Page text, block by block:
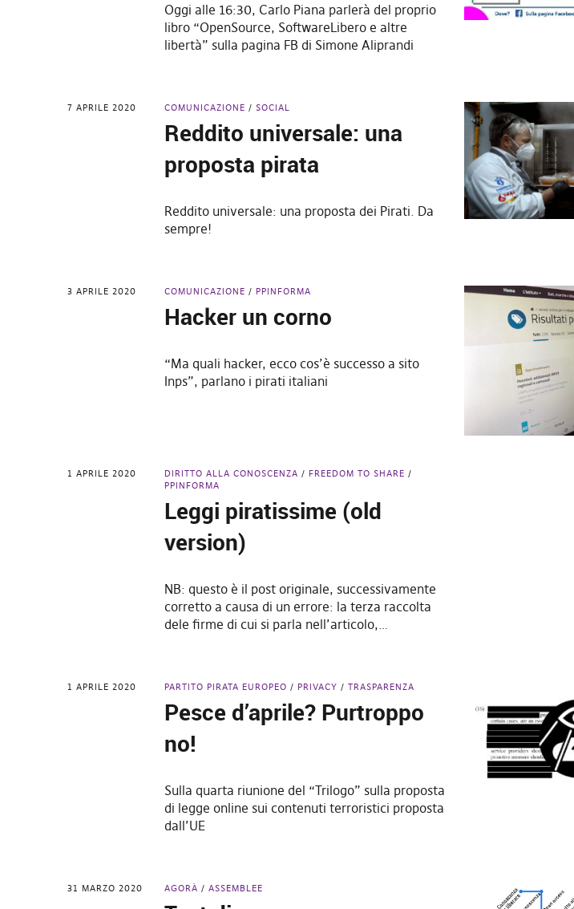
Oggi alle 16:30, Carlo Piana parlerà del proprio
libro “OpenSource, SoftwareLibero e altre
libertà” sulla pagina FB di Simone Aliprandi
7 APRILE 2020 COMUNICAZIONE SOCIAL
Reddito universale: una
proposta pirata
Reddito universale: una proposta dei Pirati. Da
sempre!
3 APRILE 2020 COMUNICAZIONE PPINFORMA
Hacker un corno
“Ma quali hacker, ecco cos’è successo a sito
Inps”, parlano i pirati italiani
1 APRILE 2020 DIRITTO ALLA CONOSCENZA
FREEDOM TO SHARE
PPINFORMA
Leggi piratissime (old
version)
NB: questo è il post originale, successivamente
corretto a causa di un errore: la terza raccolta
dele firme di cui si parla nell’articolo,…
1 APRILE 2020 PARTITO PIRATA EUROPEO PRIVACY TRASPARENZA
Pesce d’aprile? Purtroppo
no!
Sulla quarta riunione del “Trilogo” sulla proposta
di legge online sui contenuti terroristici proposta
dall’UE
31 MARZO 2020 AGORÀ ASSEMBLEE